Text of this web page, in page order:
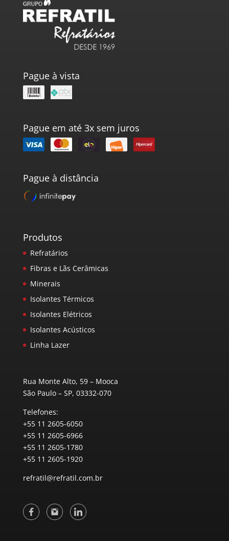
Pague à vista
Pague em até 3x sem juros
Pague à distância
Produtos
Refratários
Fibras e Lãs Cerâmicas
Minerais
Isolantes Térmicos
Isolantes Elétricos
Isolantes Acústicos
Linha Lazer
Rua Monte Alto, 59 – Mooca
São Paulo – SP, 03332-070
Telefones:
+55 11 2605-6050
+55 11 2605-6966
+55 11 2605-1780
+55 11 2605-1920
refratil@refratil.com.br